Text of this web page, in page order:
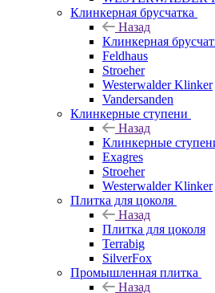
Клинкерная брусчатка
Назад
Клинкерная
Feldhaus
Stroeher
Westerwalder Klinker
Vandersanden
Клинкерные ступени
Назад
Клинкерные
Exagres
Stroeher
Westerwalder Klinker
Плитка для цоколя
Назад
Плитка для цоколя
Terrabig
SilverFox
Промышленная плитка
Назад